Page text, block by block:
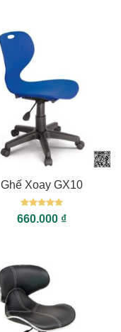
Ghế Xoay GX10
Được xếp
hạng55
660.000 ₫